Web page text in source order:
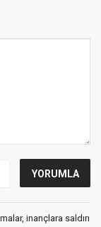
inançlara saldırı